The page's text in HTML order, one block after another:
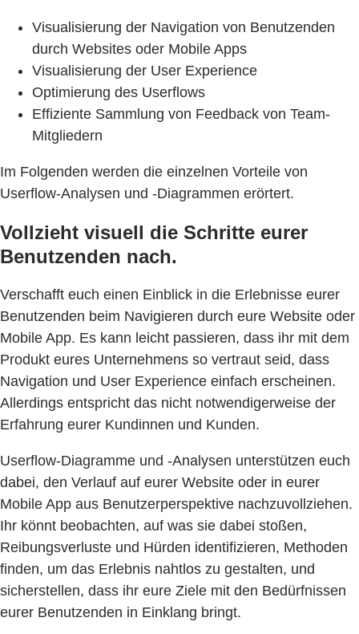
Visualisierung der Navigation von Benutzenden
durch Websites oder Mobile Apps
Visualisierung der User Experience
Optimierung des Userflows
Effiziente Sammlung von Feedback von Team-
Mitgliedern
Im Folgenden werden die einzelnen Vorteile von
Userflow-Analysen und -Diagrammen erörtert.
Vollzieht visuell die Schritte eurer
Benutzenden nach.
Verschafft euch einen Einblick in die Erlebnisse eurer
Benutzenden beim Navigieren durch eure Website oder
Mobile App. Es kann leicht passieren, dass ihr mit dem
Produkt eures Unternehmens so vertraut seid, dass
Navigation und User Experience einfach erscheinen.
Allerdings entspricht das nicht notwendigerweise der
Erfahrung eurer Kundinnen und Kunden.
Userflow-Diagramme und -Analysen unterstützen euch
dabei, den Verlauf auf eurer Website oder in eurer
Mobile App aus Benutzerperspektive nachzuvollziehen.
Ihr könnt beobachten, auf was sie dabei stoßen,
Reibungsverluste und Hürden identifizieren, Methoden
finden, um das Erlebnis nahtlos zu gestalten, und
sicherstellen, dass ihr eure Ziele mit den Bedürfnissen
eurer Benutzenden in Einklang bringt.